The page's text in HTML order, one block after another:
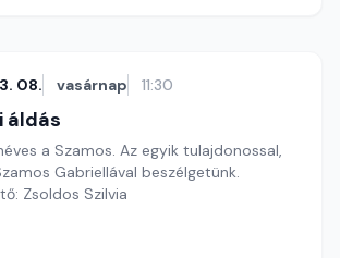
08. vasárnap 11:30
áldás
a Szamos. Az egyik tulajdonossal,
Gabriellával beszélgetünk.
Zsoldos Szilvia